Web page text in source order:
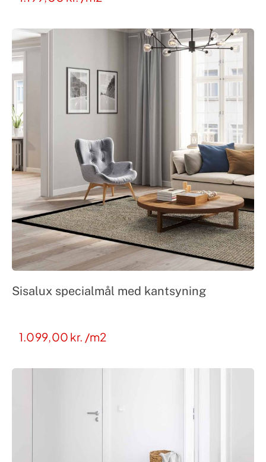
Sisalux specialmål med kantsyning
1.099,00 kr. /m2